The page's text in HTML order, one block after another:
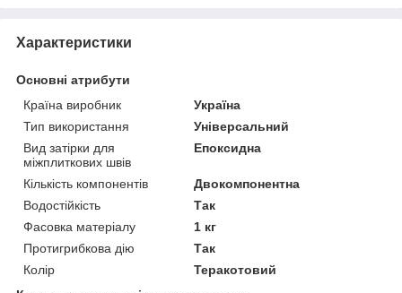
Характеристики
Основні атрибути
Країна виробник
Україна
Тип використання
Універсальний
Вид затірки для
міжплиткових швів
Епоксидна
Кількість компонентів
Двокомпонентна
Водостійкість
Так
Фасовка матеріалу
1 кг
Протигрибкова дію
Так
Колір
Теракотовий